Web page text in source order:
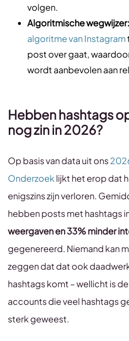
volgen.
Algoritmische wegwijzer:
algoritme van Instagram
post over gaat,
wordt aanbevolen aan
Hebben hashtags
nog zin in 2026?
Op basis van data uit ons
Onderzoek lijkt het erop dat
enigszins zijn verloren.
hebben posts met hashtags
weergaven en 33% minder
gegenereerd. Niemand kan
zeggen dat dat ook
hashtags komt – wellicht is
accounts die veel hashtags
sterk geweest.